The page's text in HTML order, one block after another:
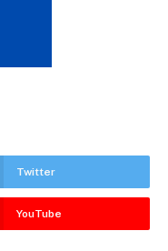
Twitter
YouTube